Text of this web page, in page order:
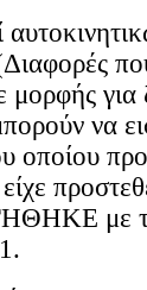
μορφής για
να
οποίου
με